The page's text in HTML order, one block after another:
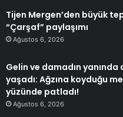
Tijen Mergen’den büyük
“Çarşaf” paylaşımı
Ağustos 6, 2026
Gelin ve damadın yanında
yaşadı: Ağzına koyduğu
yüzünde patladı!
Ağustos 6, 2026